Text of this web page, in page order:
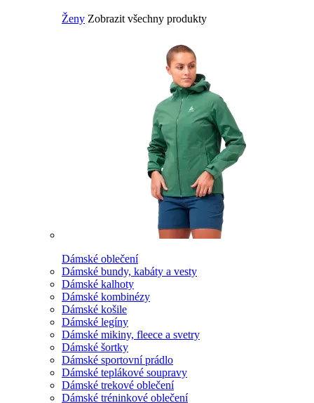
Ženy Zobrazit všechny produkty
Dámské oblečení
Dámské bundy, kabáty a vesty
Dámské kalhoty
Dámské kombinézy
Dámské košile
Dámské legíny
Dámské mikiny, fleece a svetry
Dámské šortky
Dámské sportovní prádlo
Dámské teplákové soupravy
Dámské trekové oblečení
Dámské tréninkové oblečení